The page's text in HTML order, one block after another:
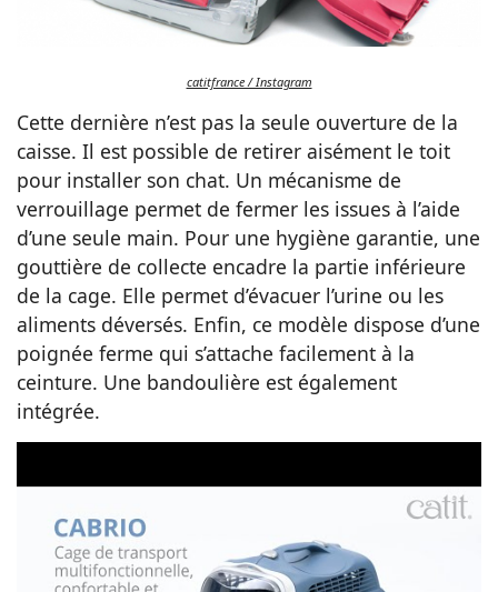
catitfrance / Instagram
Cette dernière n’est pas la seule ouverture de la
caisse. Il est possible de retirer aisément le toit
pour installer son chat. Un mécanisme de
verrouillage permet de fermer les issues à l’aide
d’une seule main. Pour une hygiène garantie, une
gouttière de collecte encadre la partie inférieure
de la cage. Elle permet d’évacuer l’urine ou les
aliments déversés. Enfin, ce modèle dispose d’une
poignée ferme qui s’attache facilement à la
ceinture. Une bandoulière est également
intégrée.